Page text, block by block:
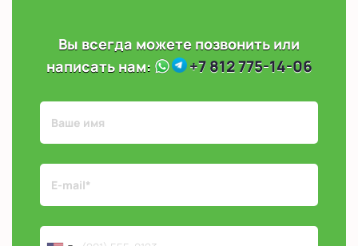
Вы всегда можете позвонить или
написать нам:
+7 812 775-14-06